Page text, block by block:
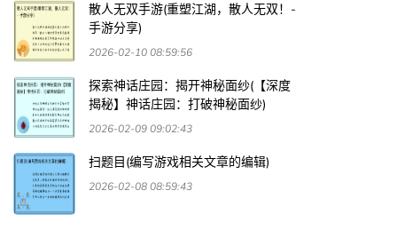
散人无双手游(重塑江湖，散人无双！-
手游分享)
2026-02-10 08:59:56
探索神话庄园：揭开神秘面纱(【深度
揭秘】神话庄园：打破神秘面纱)
2026-02-09 09:02:43
扫题目(编写游戏相关文章的编辑)
2026-02-08 08:59:43